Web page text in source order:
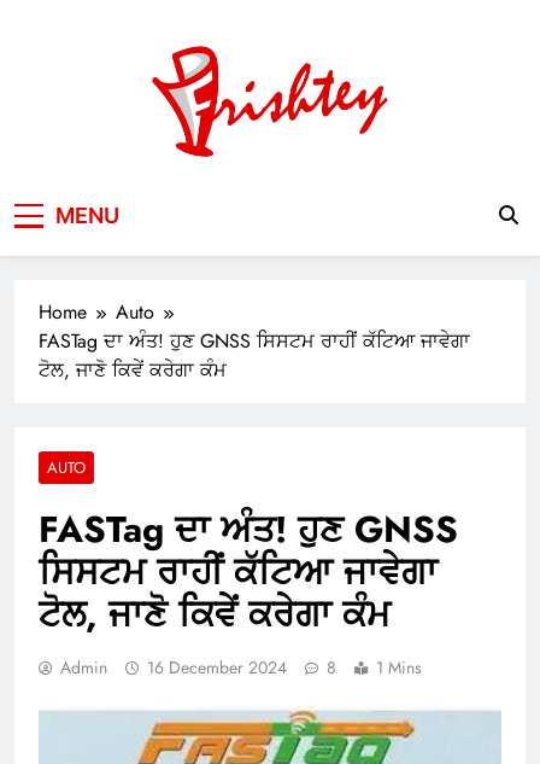
MENU
Home
Auto
FASTag ਦਾ ਅੰਤ! ਹੁਣ GNSS ਸਿਸਟਮ ਰਾਹੀਂ ਕੱਟਿਆ ਜਾਵੇਗਾ
ਟੋਲ, ਜਾਣੋ ਕਿਵੇਂ ਕਰੇਗਾ ਕੰਮ
AUTO
FASTag ਦਾ ਅੰਤ! ਹੁਣ GNSS
ਸਿਸਟਮ ਰਾਹੀਂ ਕੱਟਿਆ ਜਾਵੇਗਾ
ਟੋਲ, ਜਾਣੋ ਕਿਵੇਂ ਕਰੇਗਾ ਕੰਮ
Admin 16 December 2024 8 1 Mins